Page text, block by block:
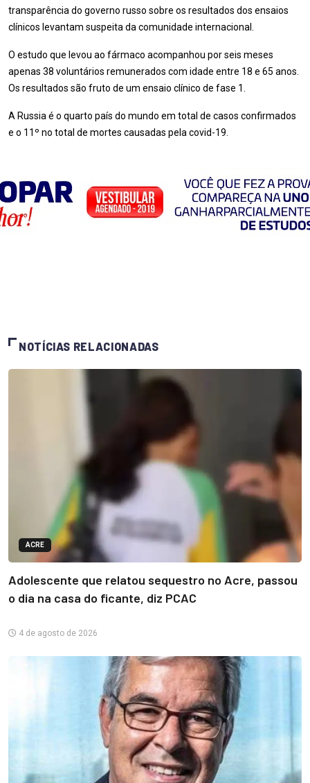
transparência do governo russo sobre os resultados dos ensaios
clínicos levantam suspeita da comunidade internacional.
O estudo que levou ao fármaco acompanhou por seis meses
apenas 38 voluntários remunerados com idade entre 18 e 65 anos.
Os resultados são fruto de um ensaio clínico de fase 1.
A Russia é o quarto país do mundo em total de casos confirmados
e o 11º no total de mortes causadas pela covid-19.
NOTÍCIAS RELACIONADAS
ACRE
Adolescente que relatou sequestro no Acre, passou
o dia na casa do ficante, diz PCAC
4 de agosto de 2026